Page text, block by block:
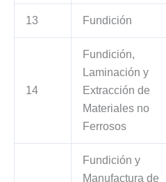
13 Fundición
14
Fundición,
Laminación y
Extracción de
Materiales no
Ferrosos
Fundición y
Manufactura de